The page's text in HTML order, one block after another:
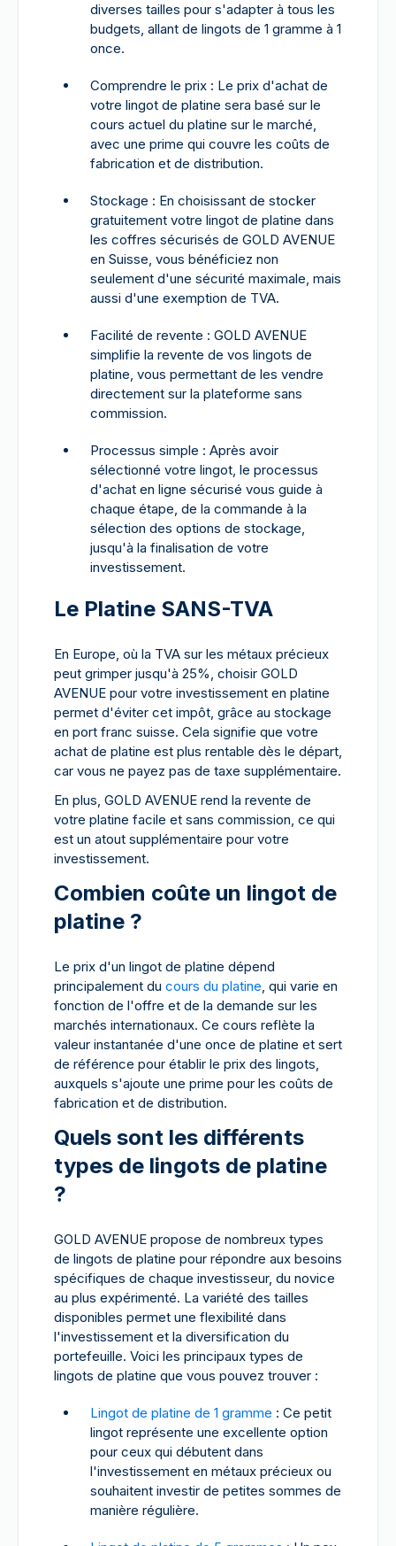
diverses tailles pour s'adapter à tous les
budgets, allant de lingots de 1 gramme à 1
once.
Comprendre le prix : Le prix d'achat de
votre lingot de platine sera basé sur le
cours actuel du platine sur le marché,
avec une prime qui couvre les coûts de
fabrication et de distribution.
Stockage : En choisissant de stocker
gratuitement votre lingot de platine dans
les coffres sécurisés de GOLD AVENUE
en Suisse, vous bénéficiez non
seulement d'une sécurité maximale, mais
aussi d'une exemption de TVA.
Facilité de revente : GOLD AVENUE
simplifie la revente de vos lingots de
platine, vous permettant de les vendre
directement sur la plateforme sans
commission.
Processus simple : Après avoir
sélectionné votre lingot, le processus
d'achat en ligne sécurisé vous guide à
chaque étape, de la commande à la
sélection des options de stockage,
jusqu'à la finalisation de votre
investissement.
Le Platine SANS-TVA
En Europe, où la TVA sur les métaux précieux
peut grimper jusqu'à 25%, choisir GOLD
AVENUE pour votre investissement en platine
permet d'éviter cet impôt, grâce au stockage
en port franc suisse. Cela signifie que votre
achat de platine est plus rentable dès le départ,
car vous ne payez pas de taxe supplémentaire.
En plus, GOLD AVENUE rend la revente de
votre platine facile et sans commission, ce qui
est un atout supplémentaire pour votre
investissement.
Combien coûte un lingot de
platine ?
Le prix d'un lingot de platine dépend
principalement du cours du platine, qui varie en
fonction de l'offre et de la demande sur les
marchés internationaux. Ce cours reflète la
valeur instantanée d'une once de platine et sert
de référence pour établir le prix des lingots,
auxquels s'ajoute une prime pour les coûts de
fabrication et de distribution.
Quels sont les différents
types de lingots de platine
?
GOLD AVENUE propose de nombreux types
de lingots de platine pour répondre aux besoins
spécifiques de chaque investisseur, du novice
au plus expérimenté. La variété des tailles
disponibles permet une flexibilité dans
l'investissement et la diversification du
portefeuille. Voici les principaux types de
lingots de platine que vous pouvez trouver :
Lingot de platine de 1 gramme : Ce petit
lingot représente une excellente option
pour ceux qui débutent dans
l'investissement en métaux précieux ou
souhaitent investir de petites sommes de
manière régulière.